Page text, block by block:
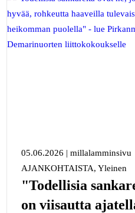
05.06.2026 | millalamminsivu
AJANKOHTAISTA, Yleinen
"Todellisia
on viisautta